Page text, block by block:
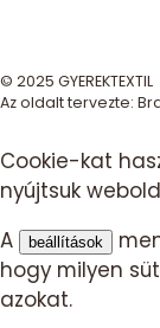
© 2025 GYEREKTEXTIL
Az oldalt tervezte:
Cookie-kat
nyújtsuk
A
beállítások
hogy milyen
azokat.